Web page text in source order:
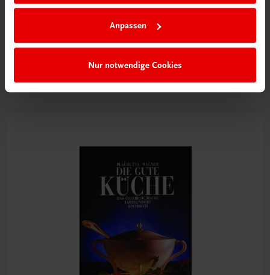
Anpassen
Nur notwendige Cookies
Rabattcode erhalten
Newsletter abonnieren
& Versandkosten sparen